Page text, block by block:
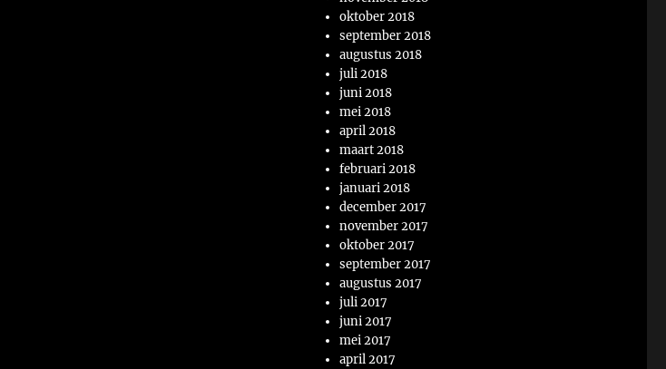
oktober 2018
september 2018
augustus 2018
juli 2018
juni 2018
mei 2018
april 2018
maart 2018
februari 2018
januari 2018
december 2017
november 2017
oktober 2017
september 2017
augustus 2017
juli 2017
juni 2017
mei 2017
april 2017